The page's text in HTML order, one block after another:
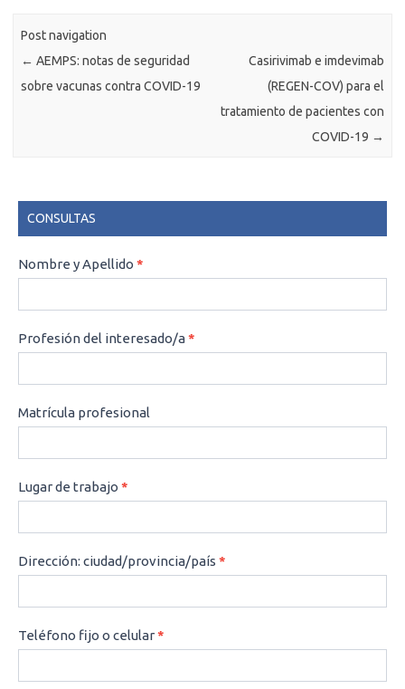
Post navigation
← AEMPS: notas de seguridad
sobre vacunas contra COVID-19
Casirivimab e imdevimab
(REGEN-COV) para el
tratamiento de pacientes con
COVID-19 →
CONSULTAS
CONSULTAS
Nombre y Apellido *
Profesión del interesado/a*
Matrícula profesional
Lugar de trabajo *
Dirección: ciudad/provincia/país *
Teléfono fijo o celular*